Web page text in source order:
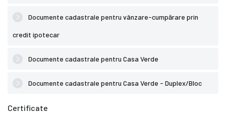
Documente cadastrale pentru vânzare-cumpărare prin
credit ipotecar
Documente cadastrale pentru Casa Verde
Documente cadastrale pentru Casa Verde - Duplex/Bloc
Certificate